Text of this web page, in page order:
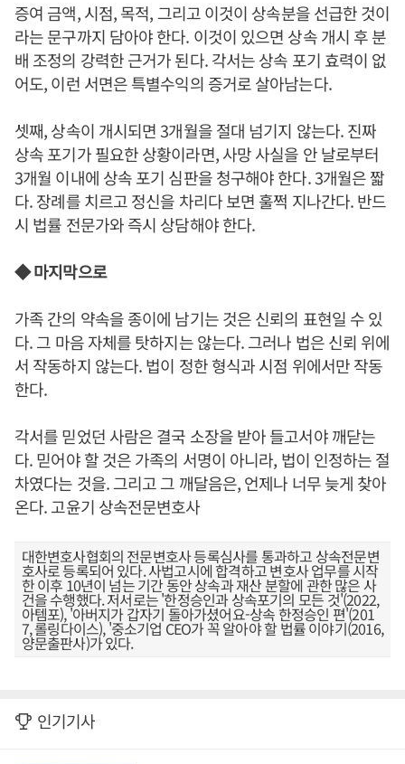
증여 금액, 시점, 목적, 그리고 이것이 상속분을 선급한 것이
라는 문구까지 담아야 한다. 이것이 있으면 상속 개시 후 분
배 조정의 강력한 근거가 된다. 각서는 상속 포기 효력이 없
어도, 이런 서면은 특별수익의 증거로 살아남는다.
셋째, 상속이 개시되면 3개월을 절대 넘기지 않는다. 진짜
상속 포기가 필요한 상황이라면, 사망 사실을 안 날로부터
3개월 이내에 상속 포기 심판을 청구해야 한다. 3개월은 짧
다. 장례를 치르고 정신을 차리다 보면 훌쩍 지나간다. 반드
시 법률 전문가와 즉시 상담해야 한다.
◆ 마지막으로
가족 간의 약속을 종이에 남기는 것은 신뢰의 표현일 수 있
다. 그 마음 자체를 탓하지는 않는다. 그러나 법은 신뢰 위에
서 작동하지 않는다. 법이 정한 형식과 시점 위에서만 작동
한다.
각서를 믿었던 사람은 결국 소장을 받아 들고서야 깨닫는
다. 믿어야 할 것은 가족의 서명이 아니라, 법이 인정하는 절
차였다는 것을. 그리고 그 깨달음은, 언제나 너무 늦게 찾아
온다. 고윤기 상속전문변호사
대한변호사협회의 전문변호사 등록심사를 통과하고 상속전문변
호사로 등록되어 있다. 사법고시에 합격하고 변호사 업무를 시작
한 이후 10년이 넘는 기간 동안 상속과 재산 분할에 관한 많은 사
건을 수행했다. 저서로는 '한정승인과 상속포기의 모든 것'(2022,
아템포), '아버지가 갑자기 돌아가셨어요-상속 한정승인 편'(201
7, 롤링다이스), '중소기업 CEO가 꼭 알아야 할 법률 이야기(2016,
양문출판사)가 있다.
인기기사